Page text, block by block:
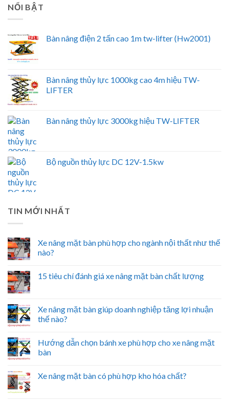
NỔI BẬT
Bàn nâng điện 2 tấn cao 1m tw-lifter (Hw2001)
Bàn nâng thủy lực 1000kg cao 4m hiệu TW-
LIFTER
Bàn nâng thủy lực 3000kg hiệu TW-LIFTER
Bộ nguồn thủy lực DC 12V-1.5kw
TIN MỚI NHẤT
Xe nâng mặt bàn phù hợp cho ngành nội thất như thế
nào?
15 tiêu chí đánh giá xe nâng mặt bàn chất lượng
Xe nâng mặt bàn giúp doanh nghiệp tăng lợi nhuận
thế nào?
Hướng dẫn chọn bánh xe phù hợp cho xe nâng mặt
bàn
Xe nâng mặt bàn có phù hợp kho hóa chất?